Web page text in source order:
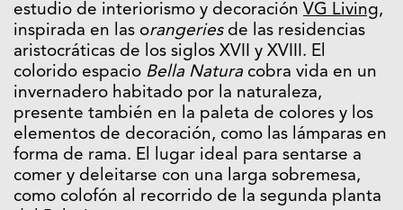
estudio de interiorismo y decoración VG Living,
inspirada en las orangeriesde las residencias
aristocráticas de los siglos XVII y XVIII. El
colorido espacio Bella Natura cobra vida en un
invernadero habitado por la naturaleza,
presente también en la paleta de colores y los
elementos de decoración, como las lámparas en
forma de rama. El lugar ideal para sentarse a
comer y deleitarse con una larga sobremesa,
como colofón al recorrido de la segunda planta